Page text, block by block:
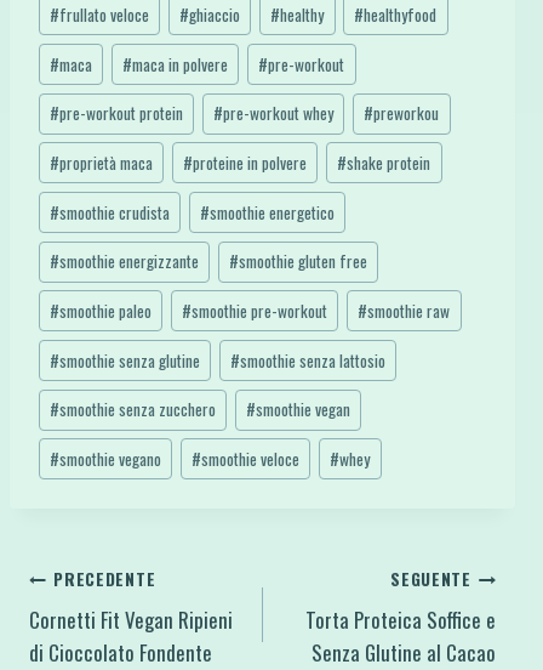
#frullato veloce #ghiaccio #healthy #healthyfood
#maca #maca in polvere #pre-workout
#pre-workout protein #pre-workout whey #preworkou
#proprietà maca #proteine in polvere #shake protein
#smoothie crudista #smoothie energetico
#smoothie energizzante #smoothie gluten free
#smoothie paleo #smoothie pre-workout #smoothie raw
#smoothie senza glutine #smoothie senza lattosio
#smoothie senza zucchero #smoothie vegan
#smoothie vegano #smoothie veloce #whey
Navigazione
articoli
PRECEDENTE
Cornetti Fit Vegan Ripieni
di Cioccolato Fondente
SEGUENTE
Torta Proteica Soffice e
Senza Glutine al Cacao